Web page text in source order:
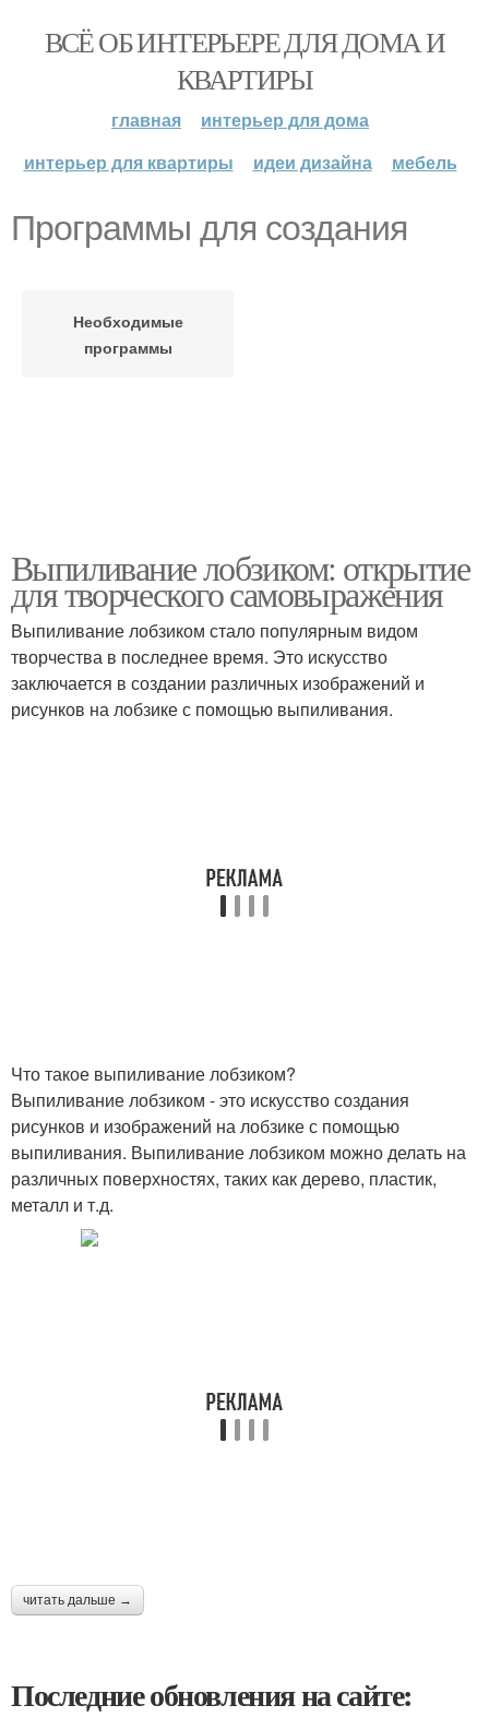
ВСЁ ОБ ИНТЕРЬЕРЕ ДЛЯ ДОМА И
КВАРТИРЫ
главная
интерьер для дома
интерьер для квартиры
идеи дизайна мебель
Программы для создания
Необходимые
программы
Выпиливание лобзиком: открытие
для творческого самовыражения
Выпиливание лобзиком стало популярным видом
творчества в последнее время. Это искусство
заключается в создании различных изображений и
рисунков на лобзике с помощью выпиливания.
Что такое выпиливание лобзиком?
Выпиливание лобзиком - это искусство создания
рисунков и изображений на лобзике с помощью
выпиливания. Выпиливание лобзиком можно делать на
различных поверхностях, таких как дерево, пластик,
металл и т.д.
читать дальше →
Последние обновления на сайте: